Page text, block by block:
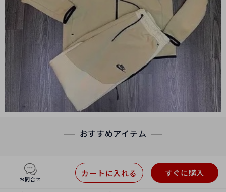
おすすめアイテム
お問合せ
すぐに購入
カートに入れる